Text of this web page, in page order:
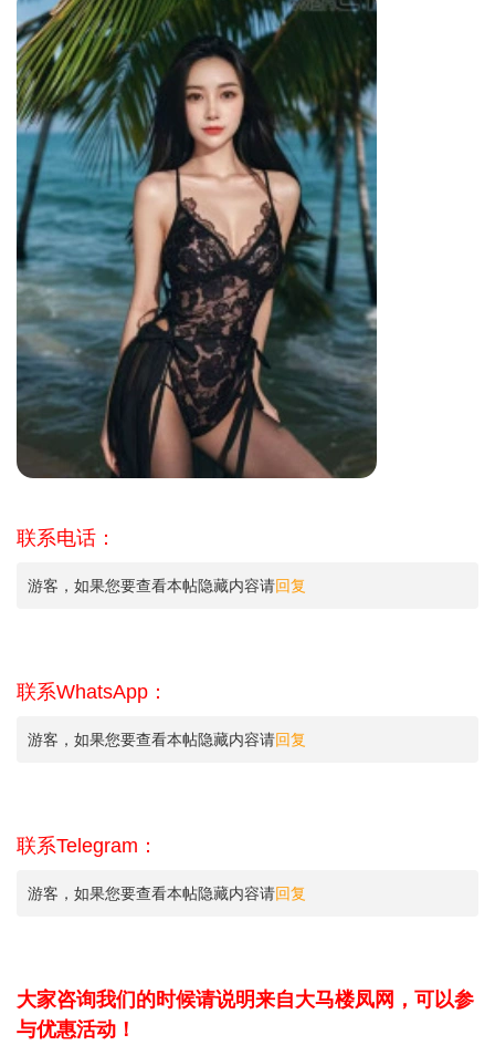
联系电话：
游客，如果您要查看本帖隐藏内容请回复
联系WhatsApp：
游客，如果您要查看本帖隐藏内容请回复
联系Telegram：
游客，如果您要查看本帖隐藏内容请回复
大家咨询我们的时候请说明来自大马楼凤网，可以参
与优惠活动！